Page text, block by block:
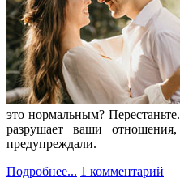
это нормальным?
разрушает ваши
предупреждали.
Подробнее... 1 комментарий